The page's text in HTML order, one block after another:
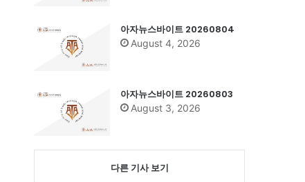
아자뉴스바이트 20260804
August 4, 2026
아자뉴스바이트 20260803
August 3, 2026
다른 기사 보기